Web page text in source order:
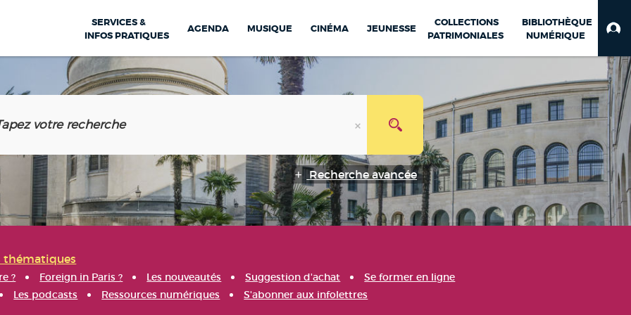
SERVICES &
INFOS PRATIQUES
AGENDA MUSIQUE CINÉMA JEUNESSE
COLLECTIONS
PATRIMONIALES
BIBLIOTHÈQUE
NUMÉRIQUE
Recherche avancée
thématiques
? Foreign in Paris ? Les nouveautés Suggestion d'achat
Se former en ligne
Les podcasts Ressources numériques S'abonner aux infolettres